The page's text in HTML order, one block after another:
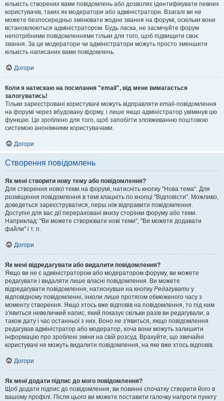
кількість створених вами повідомлень або дозволяє ідентифікувати певних
користувачів, таких як модератори або адміністратори. Взагалі ви не
можете безпосередньо змінювати жодне звання на форумі, оскільки вони
встановлюються адміністратором. Будь ласка, не засмічуйте форум
непотрібними повідомленнями тільки для того, щоб підвищити своє
звання. За це модератори чи адміністратори можуть просто зменшити
кількість написаних вами повідомлень.
Догори
Коли я натискаю на посилання "email", від мене вимагається
залогуватись!
Тільки зареєстровані користувачі можуть відправляти email-повідомлення
на форумі через вбудовану форму, і лише якщо адміністратор увімкнув цю
функцію. Це зроблено для того, щоб запобігти зловживанню поштовою
системою анонімними користувачами.
Догори
Створення повідомлень
Як мені створити нову тему або повідомлення?
Для створення нової теми на форумі, натисніть кнопку "Нова тема". Для
розміщення повідомлення в темі клацніть по кнопці "Відповісти". Можливо,
доведеться зареєструватися, перш ніж відправити повідомлення.
Доступні для вас дії перераховані внизу сторінки форуму або теми.
Наприклад: "Ви можете створювати нові теми", "Ви можете додавати
файли" і т. п.
Догори
Як мені відредагувати або видалити повідомлення?
Якщо ви не є адміністратором або модератором форуму, ви можете
редагувати і видаляти лише власні повідомлення. Ви можете
відредагувати повідомлення, натиснувши на кнопку Редагувати у
відповідному повідомленні, інколи лише протягом обмеженого часу з
моменту створення. Якщо хтось вже відповів на повідомлення, то під ним
з'явиться невеличкий напис, який показує скільки разів ви редагували, а
також дату і час останньої з них. Воно не з'явиться, якщо повідомлення
редагував адміністратор або модератор, хоча вони можуть залишити
інформацію про зроблені зміни на свій розсуд. Врахуйте, що звичайні
користувачі не можуть видалити повідомлення, на яке вже хтось відповів.
Догори
Як мені додати підпис до мого повідомлення?
Щоб додати підпис до повідомлення, ви повинні спочатку створити його в
вашому профілі. Після цього ви можете поставити галочку напроти пункту